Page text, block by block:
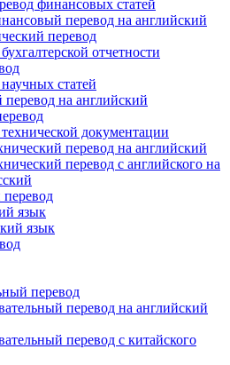
финансовых статей
перевод на английский
перевод
отчетности
статей
на английский
документации
перевод на английский
перевод с английского на
язык
язык
перевод
перевод на английский
перевод с китайского